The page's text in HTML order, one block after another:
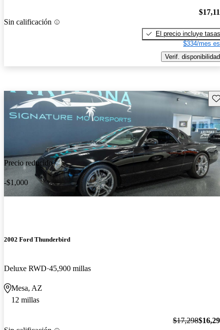
Sin calificación
El precio incluye tasas
$334/mes
Verif. disponibilidad
Precio reducido
-$1,000
2002 Ford Thunderbird
Deluxe RWD 45,900 millas
Mesa, AZ
12 millas
$17,298